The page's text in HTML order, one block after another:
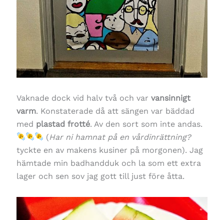
Vaknade dock vid halv två och var vansinnigt
varm. Konstaterade då att sängen var bäddad
med plastad frotté. Av den sort som inte andas.
(Har ni hamnat på en vårdinrättning?
tyckte en av makens kusiner på morgonen). Jag
hämtade min badhandduk och la som ett extra
lager och sen sov jag gott till just före åtta.